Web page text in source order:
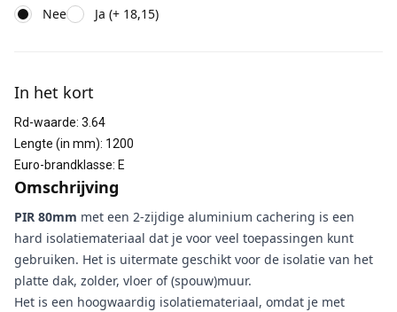
Nee Ja (+ 18,15)
In het kort
Rd-waarde: 3.64
Lengte (in mm): 1200
Euro-brandklasse: E
Omschrijving
PIR 80mm met een 2-zijdige aluminium cachering is een
hard isolatiemateriaal dat je voor veel toepassingen kunt
gebruiken. Het is uitermate geschikt voor de isolatie van het
platte dak, zolder, vloer of (spouw)muur.
Het is een hoogwaardig isolatiemateriaal, omdat je met